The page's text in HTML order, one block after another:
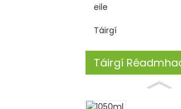
eile
Táirgí
Táirgí